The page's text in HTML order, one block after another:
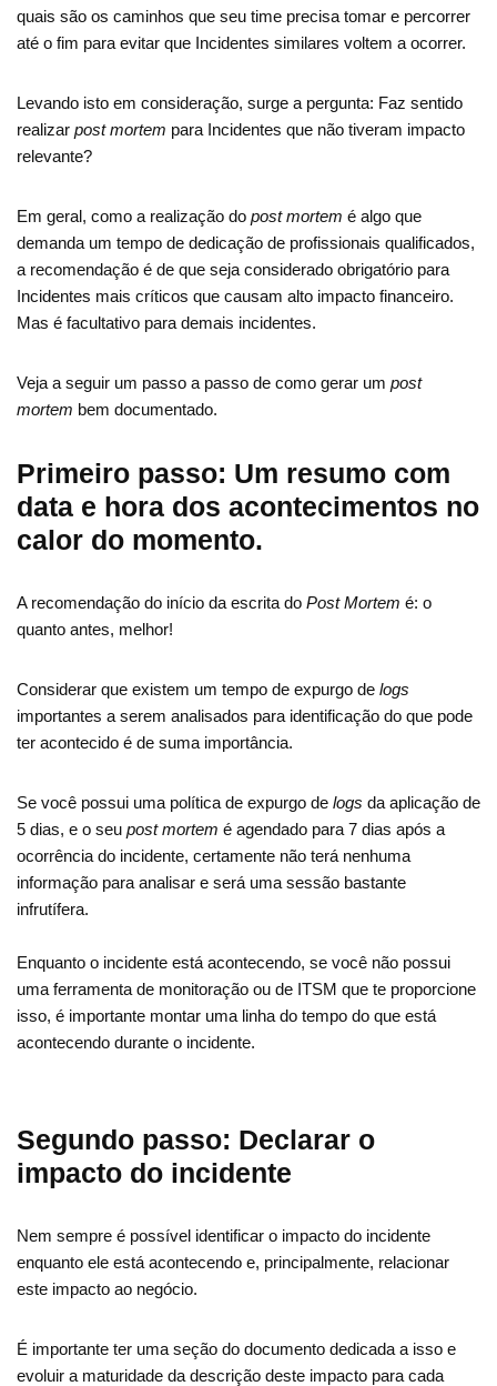
quais são os caminhos que seu time precisa tomar e percorrer
até o fim para evitar que Incidentes similares voltem a ocorrer.
Levando isto em consideração, surge a pergunta: Faz sentido
realizar post mortem para Incidentes que não tiveram impacto
relevante?
Em geral, como a realização do post mortem é algo que
demanda um tempo de dedicação de profissionais qualificados,
a recomendação é de que seja considerado obrigatório para
Incidentes mais críticos que causam alto impacto financeiro.
Mas é facultativo para demais incidentes.
Veja a seguir um passo a passo de como gerar um post
mortem bem documentado.
Primeiro passo: Um resumo com
data e hora dos acontecimentos no
calor do momento.
A recomendação do início da escrita do Post Mortem é: o
quanto antes, melhor!
Considerar que existem um tempo de expurgo de logs
importantes a serem analisados para identificação do que pode
ter acontecido é de suma importância.
Se você possui uma política de expurgo de logs da aplicação de
5 dias, e o seu post mortem é agendado para 7 dias após a
ocorrência do incidente, certamente não terá nenhuma
informação para analisar e será uma sessão bastante
infrutífera.
Enquanto o incidente está acontecendo, se você não possui
uma ferramenta de monitoração ou de ITSM que te proporcione
isso, é importante montar uma linha do tempo do que está
acontecendo durante o incidente.
Segundo passo: Declarar o
impacto do incidente
Nem sempre é possível identificar o impacto do incidente
enquanto ele está acontecendo e, principalmente, relacionar
este impacto ao negócio.
É importante ter uma seção do documento dedicada a isso e
evoluir a maturidade da descrição deste impacto para cada